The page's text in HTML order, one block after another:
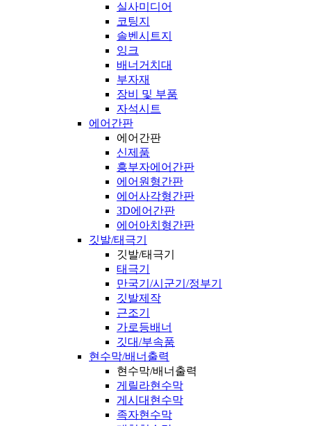
실사미디어
코팅지
솔벤시트지
잉크
배너거치대
부자재
장비 및 부품
자석시트
에어간판
에어간판
신제품
흥부자에어간판
에어원형간판
에어사각형간판
3D에어간판
에어아치형간판
깃발/태극기
깃발/태극기
태극기
만국기/시군기/정부기
깃발제작
근조기
가로등배너
깃대/부속품
현수막/배너출력
현수막/배너출력
게릴라현수막
게시대현수막
족자현수막